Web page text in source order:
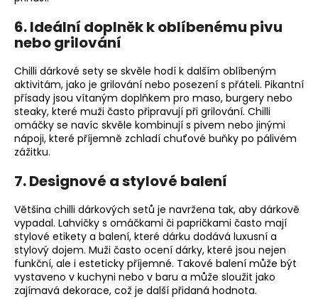
6.Ideální doplněk k oblíbenému pivu
nebo grilování
Chilli dárkové sety se skvěle hodí k dalším oblíbeným
aktivitám, jako je grilování nebo posezení s přáteli. Pikantní
přísady jsou vítaným doplňkem pro maso, burgery nebo
steaky, které muži často připravují při grilování. Chilli
omáčky se navíc skvěle kombinují s pivem nebo jinými
nápoji, které příjemně zchladí chuťové buňky po pálivém
zážitku.
7.Designové a stylové balení
Většina chilli dárkových setů je navržena tak, aby dárkově
vypadal. Lahvičky s omáčkami či papričkami často mají
stylové etikety a balení, které dárku dodává luxusní a
stylový dojem. Muži často ocení dárky, které jsou nejen
funkční, ale i esteticky příjemné. Takové balení může být
vystaveno v kuchyni nebo v baru a může sloužit jako
zajímavá dekorace, což je další přidaná hodnota.